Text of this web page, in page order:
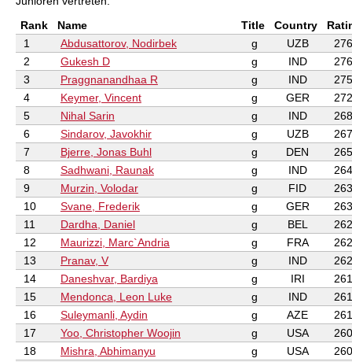
Rank
Name Title Country
1
Abdusattorov, Nodirbek g UZB
2
Gukesh D g IND
3
Praggnanandhaa R g IND
4
Keymer, Vincent g GER
5
Nihal Sarin g IND
6
Sindarov, Javokhir g UZB
7
Bjerre, Jonas Buhl g DEN
8
Sadhwani, Raunak g IND
9
Murzin, Volodar g FID
10
Svane, Frederik g GER
11
Dardha, Daniel g BEL
12
Maurizzi, Marc`Andria g FRA
13
Pranav, V g IND
14
Daneshvar, Bardiya g IRI
15
Mendonca, Leon Luke g IND
16
Suleymanli, Aydin g AZE
17
Yoo, Christopher Woojin g USA
18
Mishra, Abhimanyu g USA